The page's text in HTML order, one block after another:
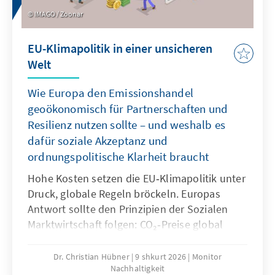
IMAGO / Zoonar
EU-Klimapolitik in einer unsicheren
Welt
Wie Europa den Emissionshandel
geoökonomisch für Partnerschaften und
Resilienz nutzen sollte – und weshalb es
dafür soziale Akzeptanz und
ordnungspolitische Klarheit braucht
Hohe Kosten setzen die EU‑Klimapolitik unter
Druck, globale Regeln bröckeln. Europas
Antwort sollte den Prinzipien der Sozialen
Marktwirtschaft folgen: CO₂‑Preise global
Dazu kann die EU ihren CO₂‑Grenzausgleich
(CBAM) als Anreiz für Klimaclubs nutzen und
Dr. Christian Hübner 9 shkurt 2026
Monitor
Nachhaltigkeit